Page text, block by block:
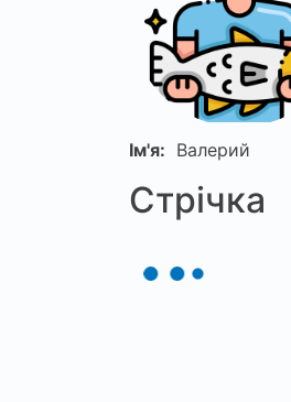
Ім'я: Валерий
Стрічка